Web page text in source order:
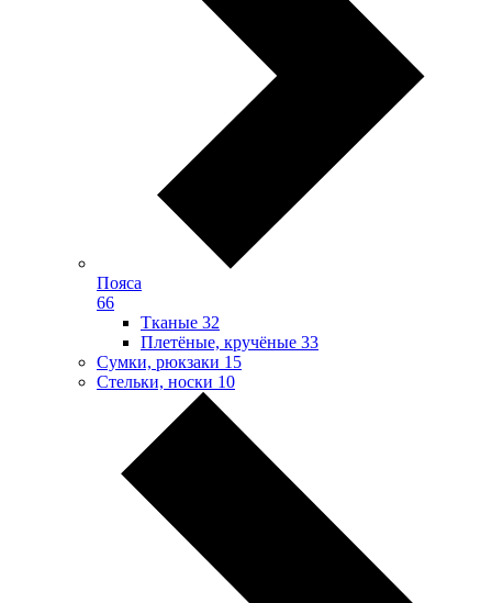
Пояса
66
Тканые 32
Плетёные, кручёные 33
Сумки, рюкзаки 15
Стельки, носки 10